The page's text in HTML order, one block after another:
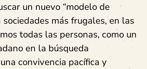
un nuevo “modelo de
sociedades más frugales, en las
todas las personas, como un
en la búsqueda
convivencia pacífica y